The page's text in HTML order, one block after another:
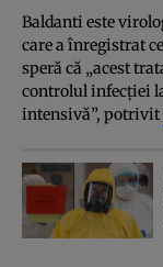
Baldanti este
care a înregistrat
speră că „acest
controlul infecţiei
intensivă”, potrivit